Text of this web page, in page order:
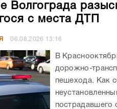
Волгограда
с места ДТП
06.08.2026 13:16
В
дорожно-
пешехода. Как
пострадавшего